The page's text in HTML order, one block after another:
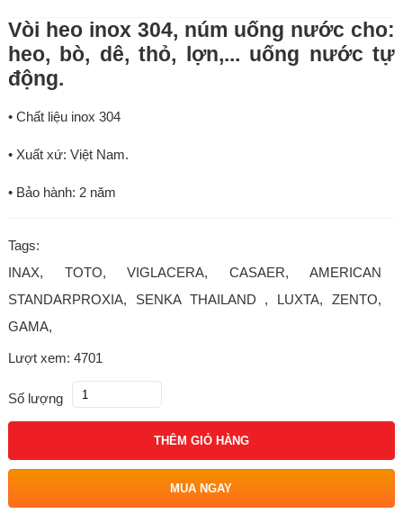
Vòi heo inox 304, núm uống nước cho:
heo, bò, dê, thỏ, lợn,... uống nước tự
động.
• Chất liệu inox 304
• Xuất xứ: Việt Nam.
• Bảo hành: 2 năm
Tags:
INAX, TOTO, VIGLACERA, CASAER, AMERICAN
STANDARPROXIA, SENKA THAILAND , LUXTA, ZENTO,
GAMA,
Lượt xem: 4701
Số lượng
THÊM GIỎ HÀNG
MUA NGAY